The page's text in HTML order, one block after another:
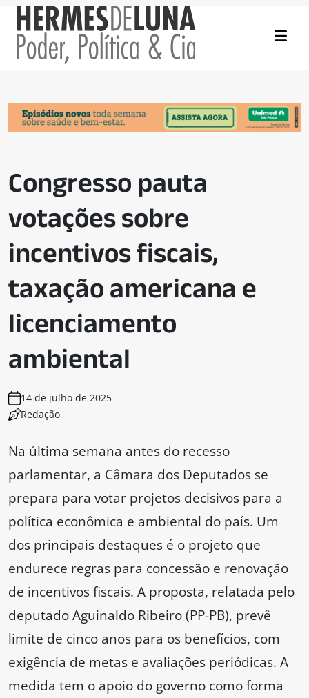
Congresso pauta
votações sobre
incentivos fiscais,
taxação americana e
licenciamento
ambiental
14 de julho de 2025
Redação
Na última semana antes do recesso
parlamentar, a Câmara dos Deputados se
prepara para votar projetos decisivos para a
política econômica e ambiental do país. Um
dos principais destaques é o projeto que
endurece regras para concessão e renovação
de incentivos fiscais. A proposta, relatada pelo
deputado Aguinaldo Ribeiro (PP-PB), prevê
limite de cinco anos para os benefícios, com
exigência de metas e avaliações periódicas. A
medida tem o apoio do governo como forma